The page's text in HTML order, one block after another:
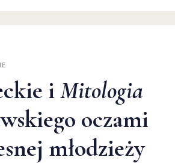
i Mitologia
oczami
młodzieży